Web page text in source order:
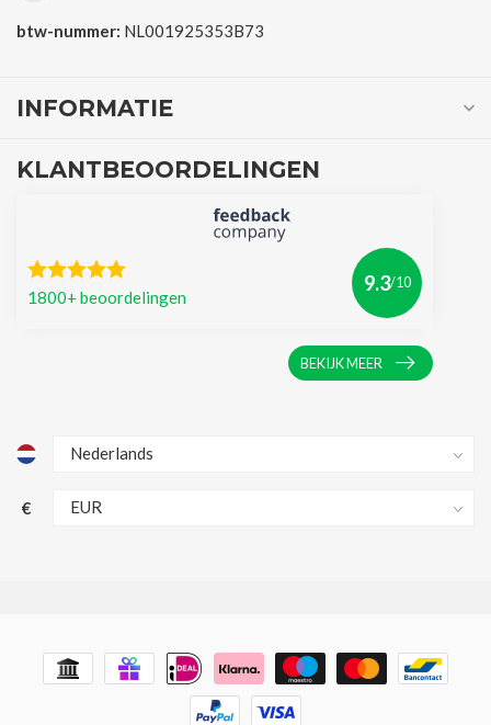
btw-nummer: NL001925353B73
INFORMATIE
KLANTBEOORDELINGEN
1800+ beoordelingen
9.3/10
BEKIJK MEER
€